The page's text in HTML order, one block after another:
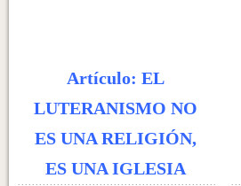
Artículo: EL
LUTERANISMO NO
ES UNA RELIGIÓN,
ES UNA IGLESIA